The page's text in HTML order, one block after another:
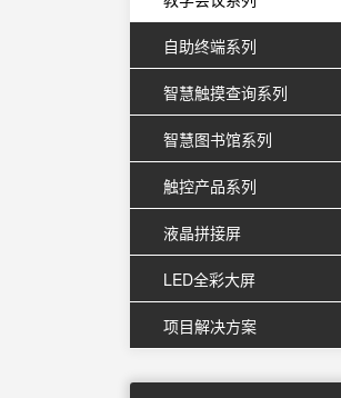
自助终端系列
智慧触摸查询系列
智慧图书馆系列
触控产品系列
液晶拼接屏
LED全彩大屏
项目解决方案